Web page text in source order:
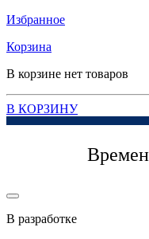
Избранное
Корзина
В корзине нет товаров
В КОРЗИНУ
В разработке